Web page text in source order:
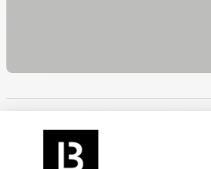
Énergie
Diagnostic de performance